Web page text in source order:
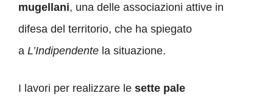
mugellani, una delle associazioni attive in
difesa del territorio, che ha spiegato
a L’Indipendente la situazione.
I lavori per realizzare le sette pale